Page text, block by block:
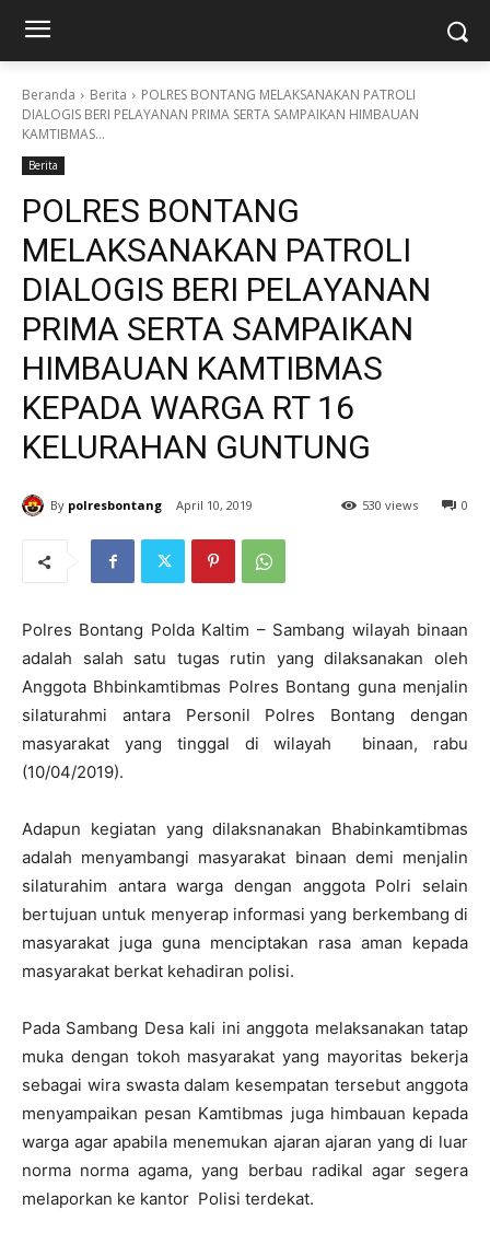
Beranda Berita
POLRES BONTANG MELAKSANAKAN PATROLI
DIALOGIS BERI PELAYANAN PRIMA SERTA SAMPAIKAN HIMBAUAN
KAMTIBMAS...
Berita
POLRES BONTANG
MELAKSANAKAN PATROLI
DIALOGIS BERI PELAYANAN
PRIMA SERTA SAMPAIKAN
HIMBAUAN KAMTIBMAS
KEPADA WARGA RT 16
KELURAHAN GUNTUNG
By polresbontang April 10, 2019 0
530 views
Polres Bontang Polda Kaltim – Sambang wilayah binaan
adalah salah satu tugas rutin yang dilaksanakan oleh
Anggota Bhbinkamtibmas Polres Bontang guna menjalin
silaturahmi antara Personil Polres Bontang dengan
masyarakat yang tinggal di wilayah binaan, rabu
(10/04/2019).
Adapun kegiatan yang dilaksnanakan Bhabinkamtibmas
adalah menyambangi masyarakat binaan demi menjalin
silaturahim antara warga dengan anggota Polri selain
bertujuan untuk menyerap informasi yang berkembang di
masyarakat juga guna menciptakan rasa aman kepada
masyarakat berkat kehadiran polisi.
Pada Sambang Desa kali ini anggota melaksanakan tatap
muka dengan tokoh masyarakat yang mayoritas bekerja
sebagai wira swasta dalam kesempatan tersebut anggota
menyampaikan pesan Kamtibmas juga himbauan kepada
warga agar apabila menemukan ajaran ajaran yang di luar
norma norma agama, yang berbau radikal agar segera
melaporkan ke kantor Polisi terdekat.